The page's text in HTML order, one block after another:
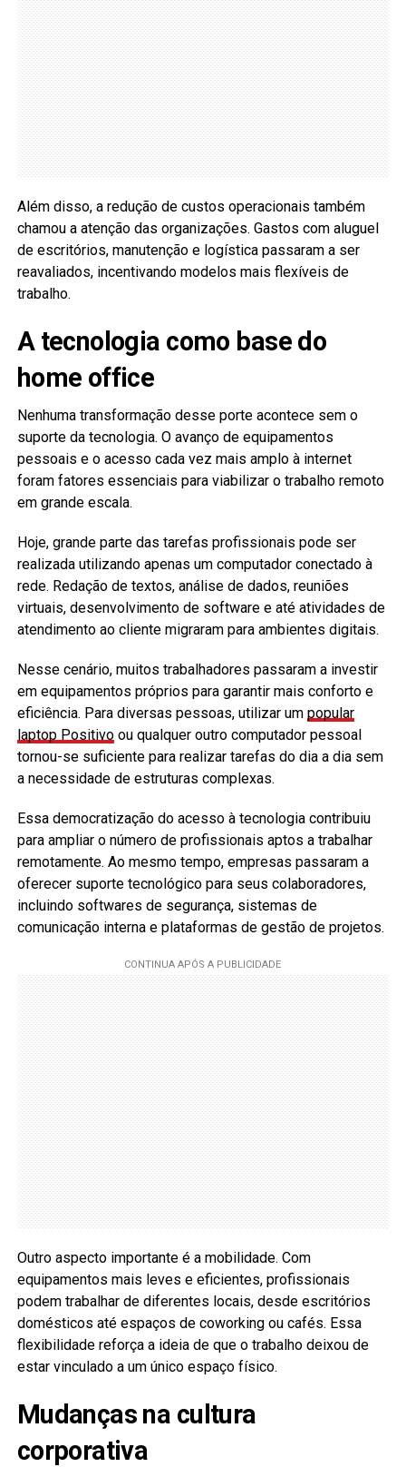
Além disso, a redução de custos operacionais também
chamou a atenção das organizações. Gastos com aluguel
de escritórios, manutenção e logística passaram a ser
reavaliados, incentivando modelos mais flexíveis de
trabalho.
A tecnologia como base do
home office
Nenhuma transformação desse porte acontece sem o
suporte da tecnologia. O avanço de equipamentos
pessoais e o acesso cada vez mais amplo à internet
foram fatores essenciais para viabilizar o trabalho remoto
em grande escala.
Hoje, grande parte das tarefas profissionais pode ser
realizada utilizando apenas um computador conectado à
rede. Redação de textos, análise de dados, reuniões
virtuais, desenvolvimento de software e até atividades de
atendimento ao cliente migraram para ambientes digitais.
Nesse cenário, muitos trabalhadores passaram a investir
em equipamentos próprios para garantir mais conforto e
eficiência. Para diversas pessoas, utilizar um popular
laptop Positivoou qualquer outro computador pessoal
tornou-se suficiente para realizar tarefas do dia a dia sem
a necessidade de estruturas complexas.
Essa democratização do acesso à tecnologia contribuiu
para ampliar o número de profissionais aptos a trabalhar
remotamente. Ao mesmo tempo, empresas passaram a
oferecer suporte tecnológico para seus colaboradores,
incluindo softwares de segurança, sistemas de
comunicação interna e plataformas de gestão de projetos.
Outro aspecto importante é a mobilidade. Com
equipamentos mais leves e eficientes, profissionais
podem trabalhar de diferentes locais, desde escritórios
domésticos até espaços de coworking ou cafés. Essa
flexibilidade reforça a ideia de que o trabalho deixou de
estar vinculado a um único espaço físico.
Mudanças na cultura
corporativa